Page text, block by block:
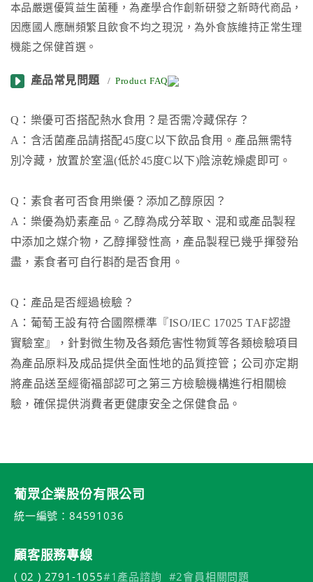
本品嚴選優質益生菌種，為產學合作創新研發之新時代商品，
因應國人應酬頻繁且飲食不均之現況，為外食族維持正常生理
機能之保健首選 。
產品常見問題 / Product FAQ
Q：樂優可否搭配熱水食用？是否需冷藏保存？
A：含活菌產品請搭配45度C以下飲品食用。產品無需特
別冷藏，放置於室溫(低於45度C以下)陰涼乾燥處即可。
Q：素食者可否食用樂優？添加乙醇原因？
A：樂優為奶素產品。乙醇為成分萃取、混和或產品製程
中添加之媒介物，乙醇揮發性高，產品製程已幾乎揮發殆
盡，素食者可自行斟酌是否食用。
Q：產品是否經過檢驗？
A：葡萄王設有符合國際標準『ISO/IEC 17025 TAF認證
實驗室』，針對微生物及各類危害性物質等各類檢驗項目
為產品原料及成品提供全面性地的品質控管；公司亦定期
將產品送至經衛福部認可之第三方檢驗機構進行相關檢
驗，確保提供消費者更健康安全之保健食品。
葡眾企業股份有限公司
統一編號：84591036
顧客服務專線
( 02 ) 2791-1055#1產品諮詢 #2會員相關問題